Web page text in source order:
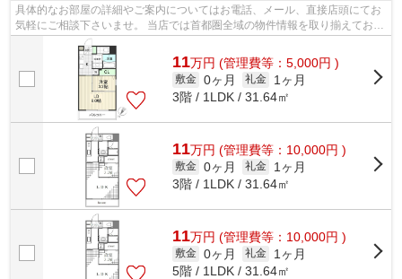
具体的なお部屋の詳細やご案内についてはお電話、メール、直接店頭にてお
気軽にご相談下さいませ。 当店では首都圏全域の物件情報を取り揃えており
ます。全ての物件でクレジットカード...
11万円 (管理費等：5,000円 )
敷金 0ヶ月 礼金
1ヶ月
3階 / 1LDK / 31.64㎡
11万円 (管理費等：10,000円 )
敷金 0ヶ月 礼金
1ヶ月
3階 / 1LDK / 31.64㎡
11万円 (管理費等：10,000円 )
敷金 0ヶ月 礼金
1ヶ月
5階 / 1LDK / 31.64㎡